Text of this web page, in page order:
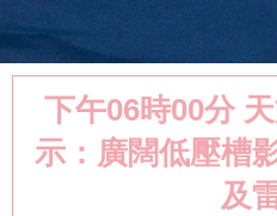
下午06時00分
示：廣闊低壓槽
及